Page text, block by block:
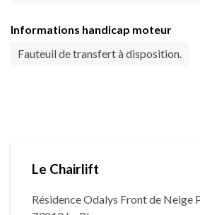
Informations handicap moteur
Fauteuil de transfert à disposition.
Le Chairlift
Résidence Odalys Front de Neige